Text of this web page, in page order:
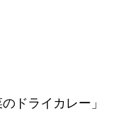
ドライカレー」